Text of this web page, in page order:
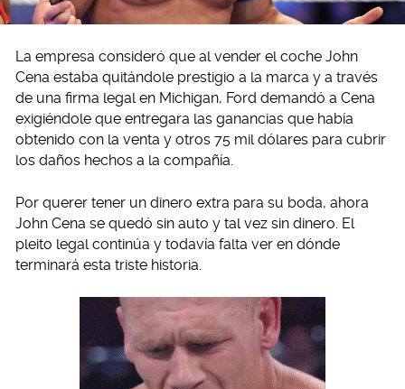
La empresa consideró que al vender el coche John
Cena estaba quitándole prestigio a la marca y a través
de una firma legal en Michigan, Ford demandó a Cena
exigiéndole que entregara las ganancias que había
obtenido con la venta y otros 75 mil dólares para cubrir
los daños hechos a la compañía.
Por querer tener un dinero extra para su boda, ahora
John Cena se quedó sin auto y tal vez sin dinero. El
pleito legal continúa y todavía falta ver en dónde
terminará esta triste historia.